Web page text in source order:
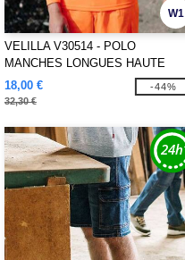
W1
VELILLA V30514 - POLO
MANCHES LONGUES HAUTE
VISIBILITE
18,00 €
32,30 €
-44%